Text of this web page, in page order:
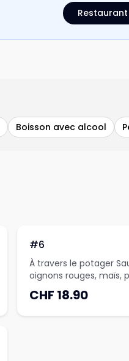
Boisson avec alcool
#6
À travers le potager Sauce tomate,mozzarella,
oignons rouges, maïs,
CHF 18.90